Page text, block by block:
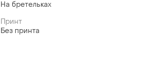
На бретельках
Принт
Без принта